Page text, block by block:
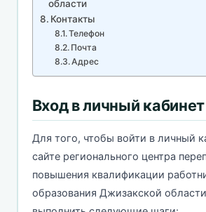
области
Контакты
Телефон
Почта
Адрес
Вход в личный кабинет
Для того, чтобы войти в личный
сайте регионального центра
повышения квалификации
образования Джизакской